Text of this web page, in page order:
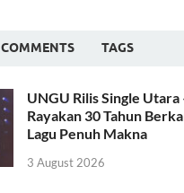
COMMENTS TAGS
UNGU Rilis Single Utara
Rayakan 30 Tahun
Lagu Penuh Makna
3 August 2026